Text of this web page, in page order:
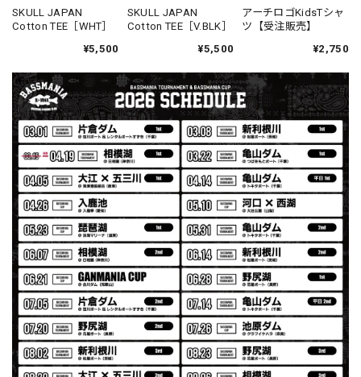
MIR届きました。発送まで迅速に対応して頂きありがとうご
ざいました。
【Seamania】Uv Rush Cool Logo Zip Parka［BLK］［LIMITED］
ブラック L
2026/07/30
発送も早く着心地最高！！！！ セットアップで短パンも買
えば良かった！！
Logo Sweat Zip Parka [ASH GRY]
アッシュグレー XXL
2026/07/30
夏の早朝 少し肌寒い時一枚羽織りたい時ちょうど良い。
秋 冬 春 中でも外でも、ちょっと良い。厚めの生地がし
っかりしていて、タウンユースでも、気分良く歩けます。
SKULL JAPAN
Cotton TEE［WHT］
¥5,500
SKULL JAPAN
Cotton TEE［V.BLK］
¥5,500
アーチロゴKidsTシャ
ツ【受注販売】
¥2,750